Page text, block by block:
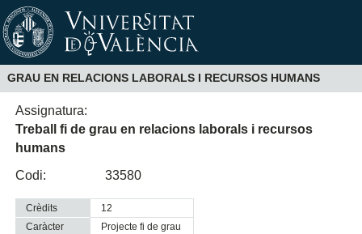
GRAU EN RELACIONS LABORALS I RECURSOS HUMANS
Assignatura:
Treball fi de grau en relacions laborals i recursos
humans
Codi:
33580
Crèdits
12
Caràcter
projecte fi de grau